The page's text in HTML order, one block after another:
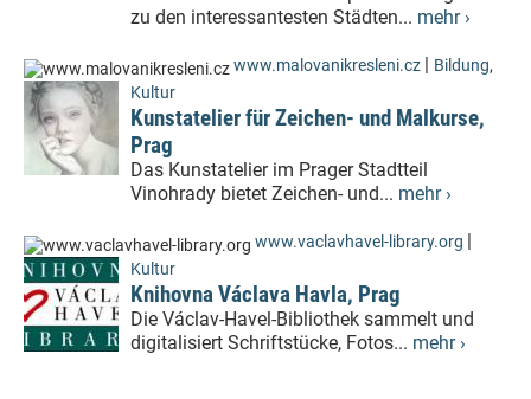
zu den interessantesten Städten... mehr ›
www.malovanikresleni.cz | Bildung,
Kultur
Kunstatelier für Zeichen- und Malkurse,
Prag
Das Kunstatelier im Prager Stadtteil
Vinohrady bietet Zeichen- und... mehr ›
www.vaclavhavel-library.org |
Kultur
Knihovna Václava Havla, Prag
Die Václav-Havel-Bibliothek sammelt und
digitalisiert Schriftstücke, Fotos... mehr ›